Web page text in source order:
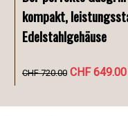
kompakt,
Edelstahlgehäuse
CHF 720.00 CHF 649.00